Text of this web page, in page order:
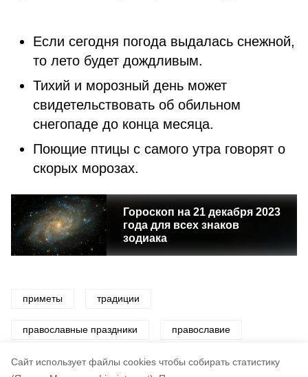
Cайт использует файлы cookies чтобы собирать статистику
Если сегодня погода выдалась снежной,
то лето будет дождливым.
Тихий и морозный день может
свидетельствовать об обильном
снегопаде до конца месяца.
Поющие птицы с самого утра говорят о
скорых морозах.
Гороскоп на 21 декабря 2023
года для всех знаков
зодиака
приметы традиции
православные праздники православие
церковные праздники церковь